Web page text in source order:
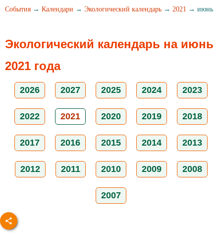
События → Календари → Экологический календарь → 2021 → июнь
Экологический календарь на июнь
2021 года
2026 2027 2025 2024 2023
2022 2021 2020 2019 2018
2017 2016 2015 2014 2013
2012 2011 2010 2009 2008
2007